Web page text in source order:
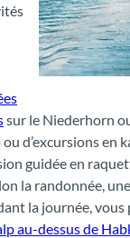
Winter Kajak auf dem Brienzersee
sur le Niederhorn
d’excursions en
guidée en
la randonnée,
la journée, vous
au-dessus de